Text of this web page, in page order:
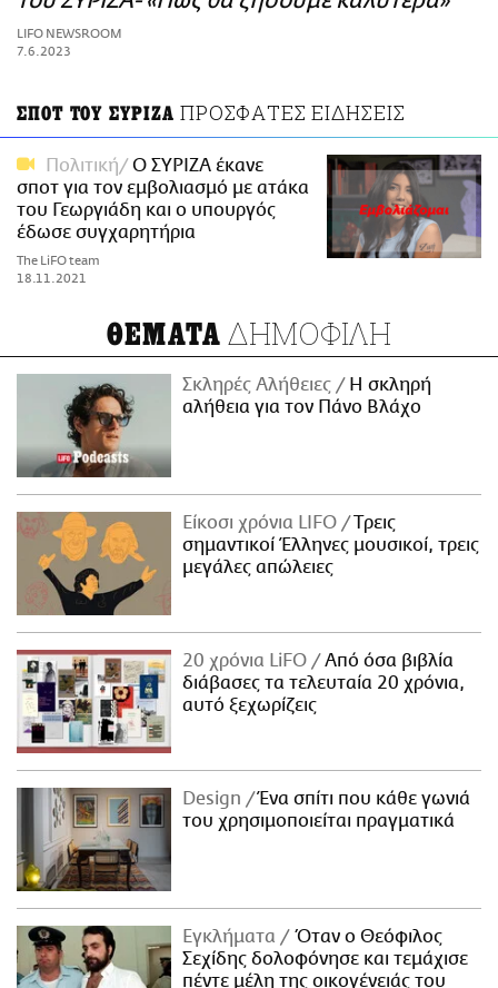
ΑΜΠΑ
PRINT
LIFO NEWSROOM
7.6.2023
ΣΠΟΤ ΤΟΥ ΣΥΡΙΖΑ ΠΡΟΣΦΑΤΕΣ ΕΙΔΗΣΕΙΣ
Πολιτική
Ο ΣΥΡΙΖΑ έκανε
σποτ για τον εμβολιασμό με ατάκα
του Γεωργιάδη και ο υπουργός
έδωσε συγχαρητήρια
The LiFO team
18.11.2021
ΘΕΜΑΤΑ ΔΗΜΟΦΙΛΗ
Σκληρές Αλήθειες
H σκληρή
αλήθεια για τον Πάνο Βλάχο
Είκοσι χρόνια LIFO
Tρεις
σημαντικοί Έλληνες μουσικοί, τρεις
μεγάλες απώλειες
20 χρόνια LiFO
Από όσα βιβλία
διάβασες τα τελευταία 20 χρόνια,
αυτό ξεχωρίζεις
Design
Ένα σπίτι που κάθε γωνιά
του χρησιμοποιείται πραγματικά
Εγκλήματα
Όταν ο Θεόφιλος
Σεχίδης δολοφόνησε και τεμάχισε
πέντε μέλη της οικογένειάς του